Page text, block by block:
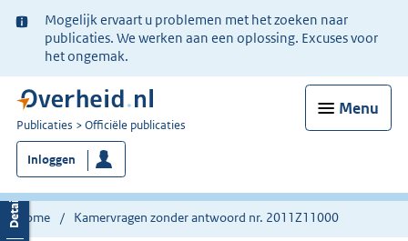
Ter
informatie:
Mogelijk ervaart u problemen met het zoeken naar
publicaties. We werken aan een oplossing. Excuses voor
het ongemak.
Menu
U
bent
nu
hier:
Publicaties Officiële publicaties
Inloggen
Home Kamervragen zonder antwoord nr. 2011Z11000